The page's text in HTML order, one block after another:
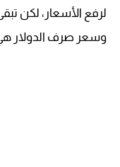
لرفع الأسعار، لكن
وسعر صرف الدولار